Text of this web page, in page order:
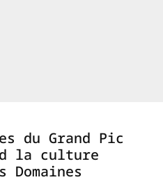
du Grand Pic
la culture